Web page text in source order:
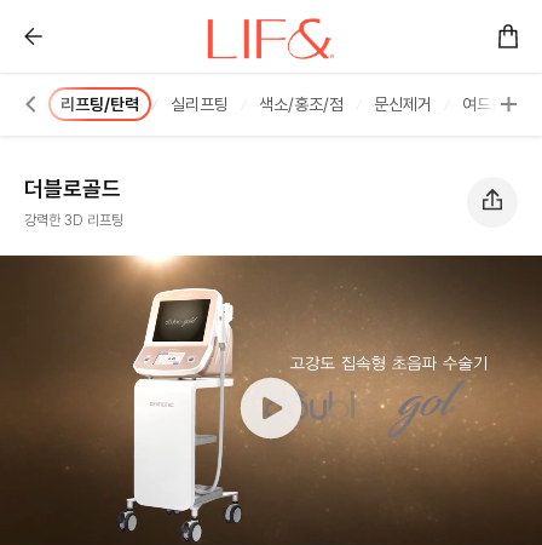
더블로골드 :: 리프앤의원 창원점
사 리프팅/탄력 실리프팅 색소/홍조/점 문신제거 여드름/한
더블로골드
강력한 3D 리프팅